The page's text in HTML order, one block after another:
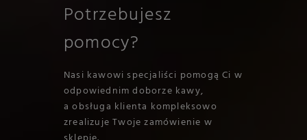
Potrzebujesz
pomocy?
Nasi kawowi specjaliści pomogą Ci w
odpowiednim doborze kawy,
a obsługa klienta kompleksowo
zrealizuje Twoje zamówienie w